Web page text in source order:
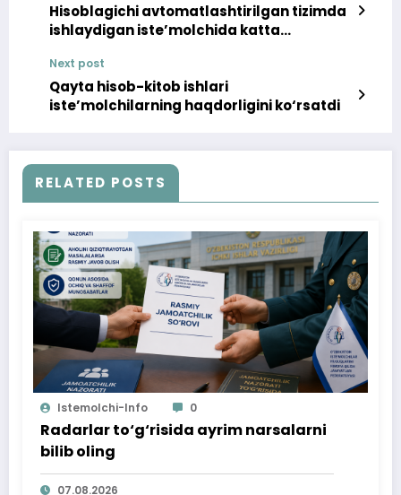
Hisoblagichi avtomatlashtirilgan tizimda
ishlaydigan iste’molchida katta
mumkinmi?
Next post
Qayta hisob-kitob ishlari
iste’molchilarning haqdorligini ko‘rsatdi
RELATED POSTS
Istemolchi-Info 0
Radarlar to‘g‘risida ayrim narsalarni
bilib oling
07.08.2026